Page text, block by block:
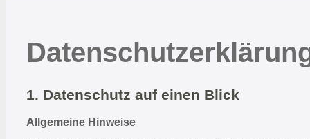
1. Datenschutz auf einen Blick
Allgemeine Hinweise